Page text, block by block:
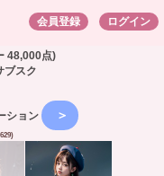
ログイン
会員登録
48,000点)
ブスク
ション